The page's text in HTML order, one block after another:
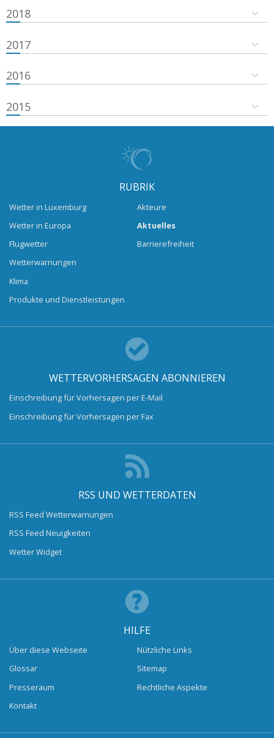
2018
2017
2016
2015
RUBRIK
Wetter in Luxemburg
Wetter in Europa
Flugwetter
Wetterwarnungen
Klima
Produkte und Dienstleistungen
Akteure
Aktuelles
Barrierefreiheit
WETTERVORHERSAGEN ABONNIEREN
Einschreibung für Vorhersagen per E-Mail
Einschreibung für Vorhersagen per Fax
RSS UND WETTERDATEN
RSS Feed Wetterwarnungen
RSS Feed Neuigkeiten
Wetter Widget
HILFE
Über diese Webseite
Glossar
Presseraum
Kontakt
Nützliche Links
Sitemap
Rechtliche Aspekte